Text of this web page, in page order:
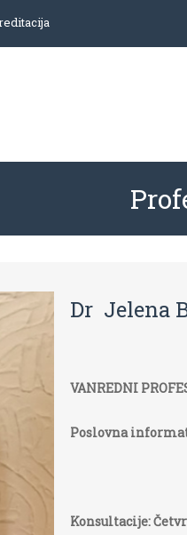
Dr Jelena
VANREDNI
Poslovna
Konsultacije: